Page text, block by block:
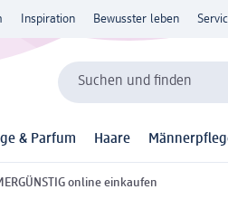
Inspiration Bewusster leben
Suchen und finden
& Parfum Haare
online einkaufen